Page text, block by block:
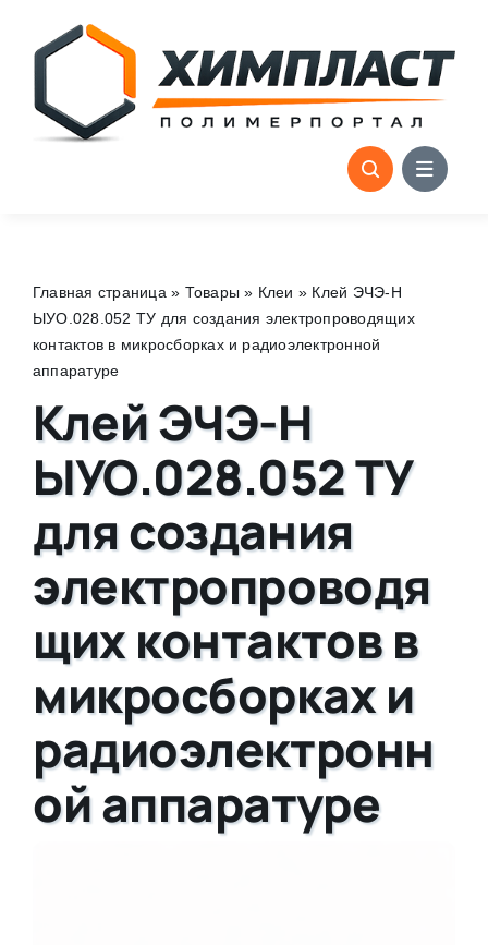
content
Главная страница » Товары » Клеи » Клей ЭЧЭ-Н
ЫУО.028.052 ТУ для создания электропроводящих
контактов в микросборках и радиоэлектронной
аппаратуре
Клей ЭЧЭ-Н
ЫУО.028.052 ТУ
для создания
электропроводя
щих контактов в
микросборках и
радиоэлектронн
ой аппаратуре